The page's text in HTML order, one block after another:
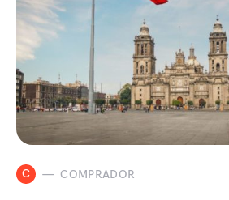
C COMPRADOR